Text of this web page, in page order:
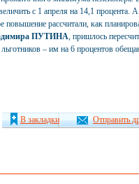
с 1 апреля на 14,1 процента.
рассчитали, как
ПУТИНА, пришлось
– им на 6 процентов
В закладки Отправить